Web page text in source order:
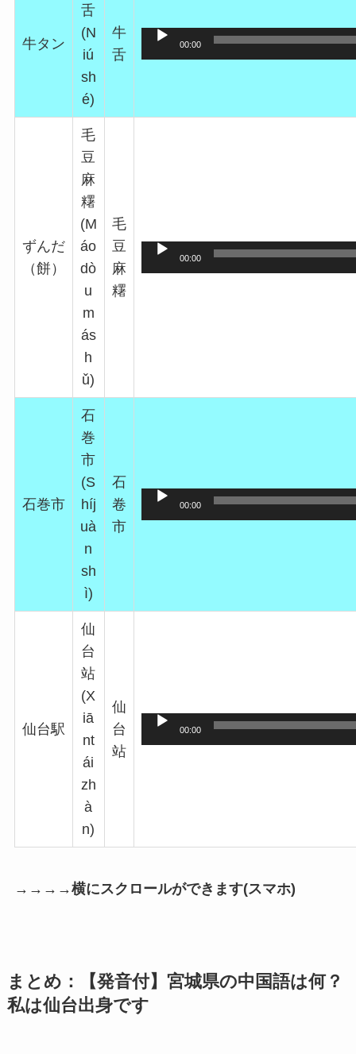
牛タン
舌
(N
iú
sh
é)
牛
舌
00:00
ずんだ
（餅）
毛
豆
麻
糬
(M
áo
dò
u
m
ás
h
ǔ)
毛
豆
麻
糬
00:00
石巻市
石
巻
市
(S
híj
uà
n
sh
ì)
石
卷
市
00:00
仙台駅
仙
台
站
(X
iā
nt
ái
zh
à
n)
仙
台
站
00:00
→→→→横にスクロールができます(スマホ)
まとめ：【発音付】宮城県の中国語は何？
私は仙台出身です